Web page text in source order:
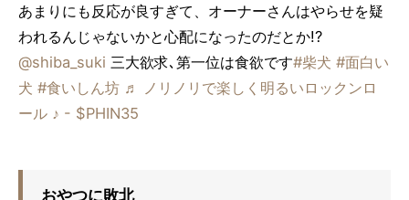
あまりにも反応が良すぎて、オーナーさんはやらせを疑
われるんじゃないかと心配になったのだとか!?
@shiba_suki 三大欲求､第一位は食欲です#柴犬 #面白い
犬 #食いしん坊 ♬ ノリノリで楽しく明るいロックンロ
ール ♪ - $PHIN35
おやつに敗北